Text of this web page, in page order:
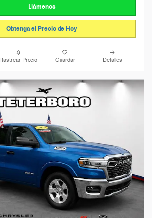
Llámenos
Obtenga el Precio de Hoy
Rastrear Precio Guardar Detalles